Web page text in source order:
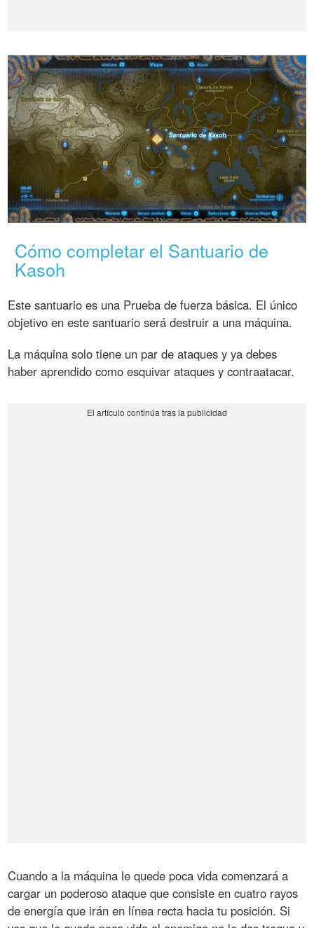
Cómo completar el Santuario de
Kasoh
Este santuario es una Prueba de fuerza básica. El único
objetivo en este santuario será destruir a una máquina.
La máquina solo tiene un par de ataques y ya debes
haber aprendido como esquivar ataques y contraatacar.
Cuando a la máquina le quede poca vida comenzará a
cargar un poderoso ataque que consiste en cuatro rayos
de energía que irán en línea recta hacia tu posición. Si